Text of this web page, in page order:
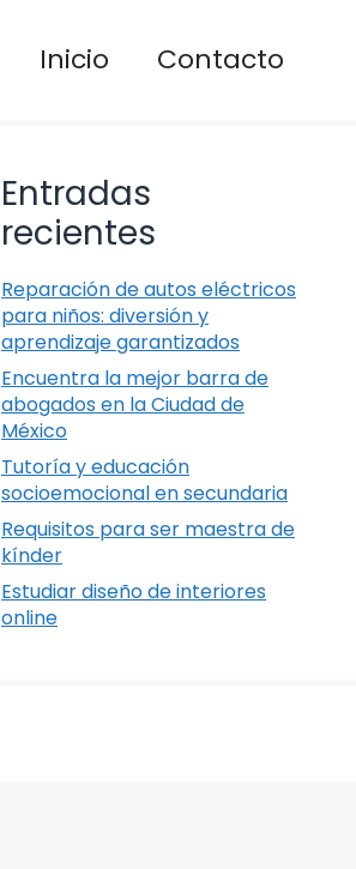
Inicio Contacto
Entradas
recientes
Reparación de autos eléctricos
para niños: diversión y
aprendizaje garantizados
Encuentra la mejor barra de
abogados en la Ciudad de
México
Tutoría y educación
socioemocional en secundaria
Requisitos para ser maestra de
kínder
Estudiar diseño de interiores
online